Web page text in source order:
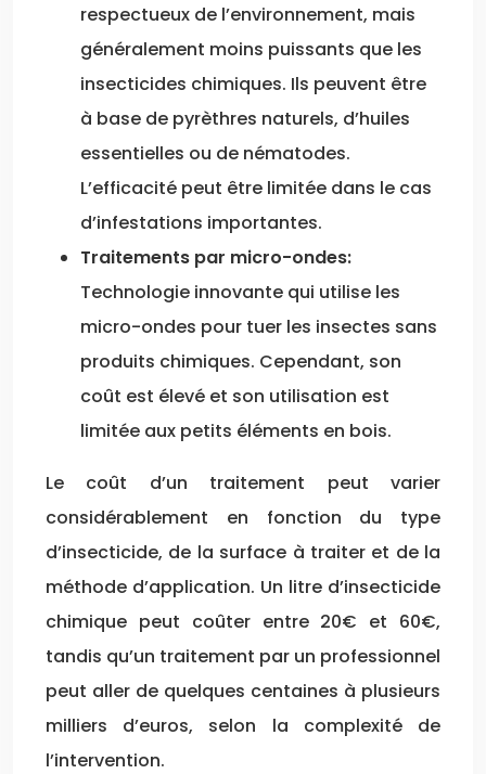
respectueux de l’environnement, mais
généralement moins puissants que les
insecticides chimiques. Ils peuvent être
à base de pyrèthres naturels, d’huiles
essentielles ou de nématodes.
L’efficacité peut être limitée dans le cas
d’infestations importantes.
Traitements par micro-ondes:
Technologie innovante qui utilise les
micro-ondes pour tuer les insectes sans
produits chimiques. Cependant, son
coût est élevé et son utilisation est
limitée aux petits éléments en bois.
Le coût d’un traitement peut varier
considérablement en fonction du type
d’insecticide, de la surface à traiter et de la
méthode d’application. Un litre d’insecticide
chimique peut coûter entre 20€ et 60€,
tandis qu’un traitement par un professionnel
peut aller de quelques centaines à plusieurs
milliers d’euros, selon la complexité de
l’intervention.